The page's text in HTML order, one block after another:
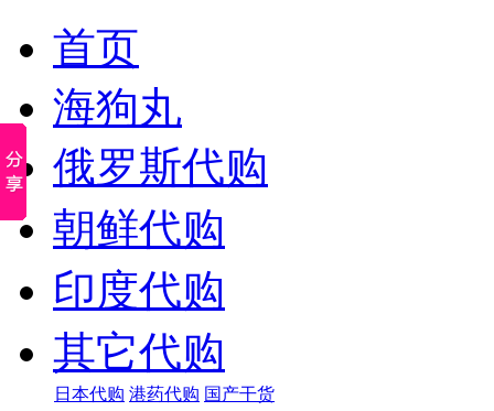
首页
海狗丸
俄罗斯代购
朝鲜代购
印度代购
其它代购
日本代购 港药代购 国产干货